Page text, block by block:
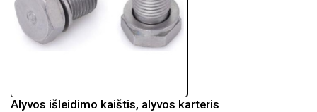
Alyvos išleidimo kaištis, alyvos karteris